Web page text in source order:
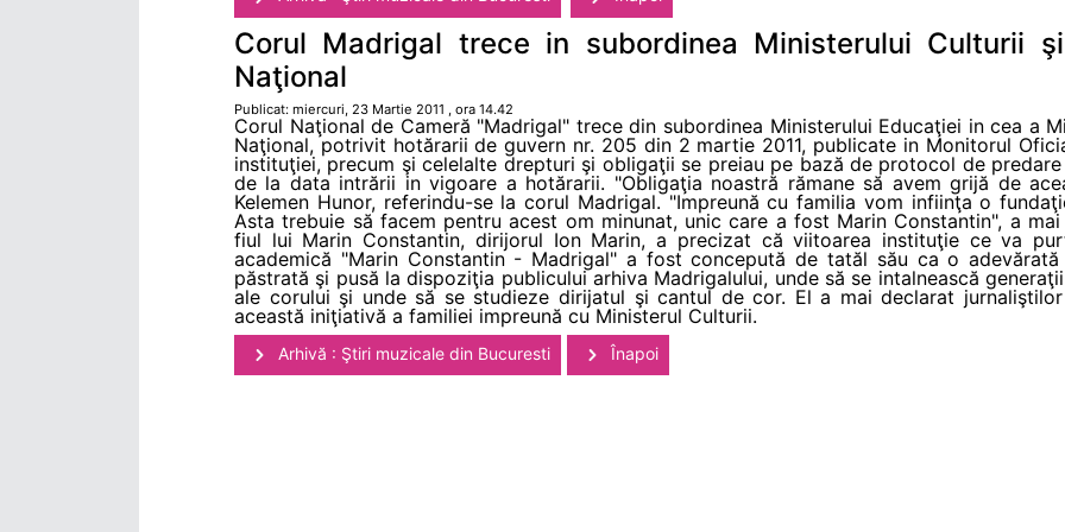
Corul Madrigal trece in subordinea Ministerului Culturii
Naţional
Publicat: miercuri, 23 Martie 2011 , ora 14.42
Corul Naţional de Cameră "Madrigal" trece din subordinea Ministerului Educaţiei in cea a
Naţional, potrivit hotărarii de guvern nr. 205 din 2 martie 2011, publicate in Monitorul
instituţiei, precum şi celelalte drepturi şi obligaţii se preiau pe bază de protocol de
de la data intrării in vigoare a hotărarii. "Obligaţia noastră rămane să avem grijă de
Kelemen Hunor, referindu-se la corul Madrigal. "Impreună cu familia vom infiinţa o
Asta trebuie să facem pentru acest om minunat, unic care a fost Marin Constantin", a
fiul lui Marin Constantin, dirijorul Ion Marin, a precizat că viitoarea instituţie ce va
academică "Marin Constantin - Madrigal" a fost concepută de tatăl său ca o
păstrată şi pusă la dispoziţia publicului arhiva Madrigalului, unde să se intalnească
ale corului şi unde să se studieze dirijatul şi cantul de cor. El a mai declarat
această iniţiativă a familiei impreună cu Ministerul Culturii.
Arhivă : Ştiri muzicale din Bucuresti Înapoi